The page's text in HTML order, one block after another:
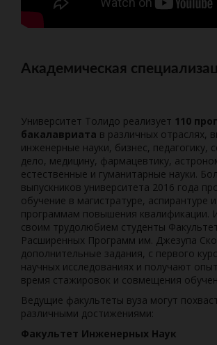
Академическая
Университет Толидо реализует 110
бакалавриата в различных отраслях,
инженерные науки, бизнес, педагогику,
дело, медицину, фармацевтику,
естественные и гуманитарные науки.
выпускников университета 2016 года
обучение в магистратуре, аспирантуре
программам повышения квалификации.
своим трудолюбием студенты
Расширенных Программ им. Джезупа
дополнительные задания, с первого
научных исследованиях и получают
время стажировок и совмещения
Ведущие факультеты вуза могут
различными достижениями:
Факультет Инженерных Наук